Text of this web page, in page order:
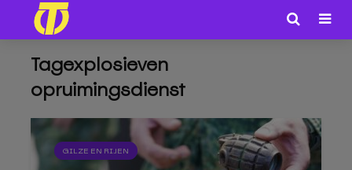
Tagexplosieven
opruimingsdienst
GILZE EN RIJEN